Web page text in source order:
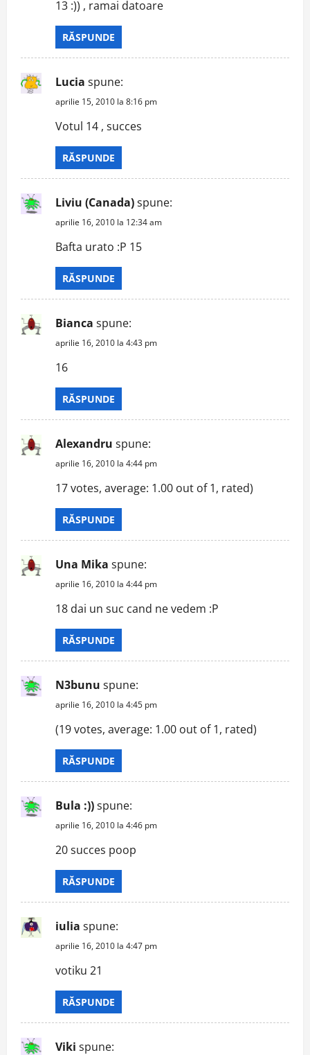
13 :)) , ramai datoare
RĂSPUNDE
Lucia spune:
aprilie 15, 2010 la 8:16 pm
Votul 14 , succes
RĂSPUNDE
Liviu (Canada)spune:
aprilie 16, 2010 la 12:34 am
Bafta urato :P 15
RĂSPUNDE
Bianca spune:
aprilie 16, 2010 la 4:43 pm
16
RĂSPUNDE
Alexandru spune:
aprilie 16, 2010 la 4:44 pm
17 votes, average: 1.00 out of 1, rated)
RĂSPUNDE
Una Mika spune:
aprilie 16, 2010 la 4:44 pm
18 dai un suc cand ne vedem :P
RĂSPUNDE
N3bunu spune:
aprilie 16, 2010 la 4:45 pm
(19 votes, average: 1.00 out of 1, rated)
RĂSPUNDE
Bula :))spune:
aprilie 16, 2010 la 4:46 pm
20 succes poop
RĂSPUNDE
iulia spune:
aprilie 16, 2010 la 4:47 pm
votiku 21
RĂSPUNDE
Viki spune: